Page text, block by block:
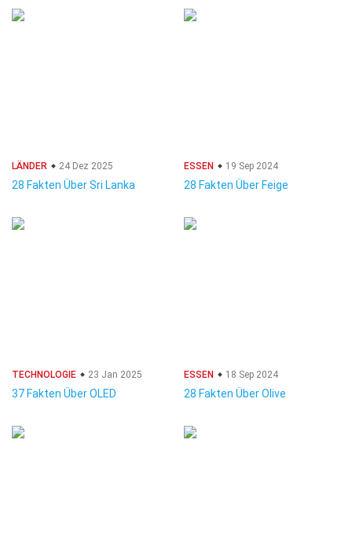
LÄNDER 24 Dez 2025
28 Fakten Über Sri Lanka
ESSEN 19 Sep 2024
28 Fakten Über Feige
TECHNOLOGIE 23 Jan 2025
37 Fakten Über OLED
ESSEN 18 Sep 2024
28 Fakten Über Olive